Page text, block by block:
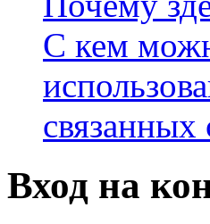
С кем
связанных
Вход на